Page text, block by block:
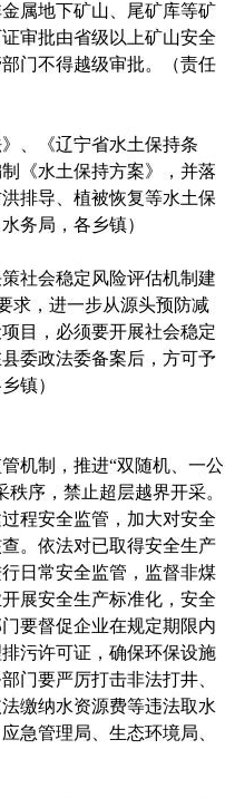
属地下矿山、尾矿库等矿
审批由省级以上矿山安全
门不得越级审批。（责任
、《辽宁省水土保持条
《水土保持方案》，并落
排导、植被恢复等水土保
务局，各乡镇）
社会稳定风险评估机制建
求，进一步从源头预防减
目，必须要开展社会稳定
委政法委备案后，方可予
镇）
机制，推进“双随机、一公
序，禁止超层越界开采。
程安全监管，加大对安全
。依法对已取得安全生产
日常安全监管，监督非煤
展安全生产标准化，安全
要督促企业在规定期限内
污许可证，确保环保设施
门要严厉打击非法打井、
缴纳水资源费等违法取水
急管理局、生态环境局、